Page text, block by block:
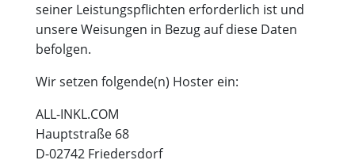
seiner Leistungspflichten erforderlich ist und
unsere Weisungen in Bezug auf diese Daten
befolgen.
Wir setzen folgende(n) Hoster ein:
ALL-INKL.COM
Hauptstraße 68
D-02742 Friedersdorf